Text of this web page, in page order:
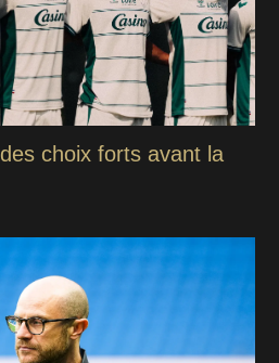
choix forts avant la